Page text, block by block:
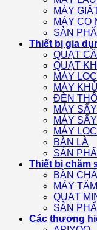
MÁY
MÁY CỌ
SẢN
Thiết bị gia
QUẠT
QUẠT
MÁY
MÁY
ĐÈN
MÁY
MÁY
MÁY
BÀN LÀ
SẢN
Thiết bị chăm
BÀN
MÁY
QUẠT
SẢN
Các thương